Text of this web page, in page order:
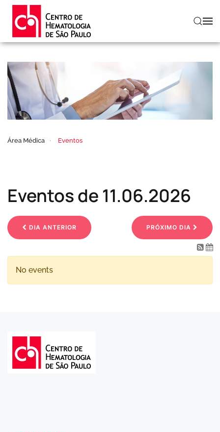
Skip to main content
Área Médica Eventos
Eventos de 11.06.2026
DIA ANTERIOR PRÓXIMO DIA
No events